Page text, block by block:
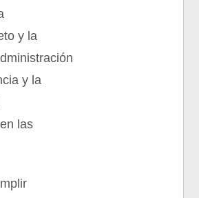
y la
y la
las